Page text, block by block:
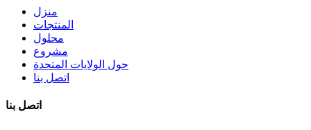
منزل
المنتجات
محلول
مشروع
حول الولايات المتحدة
اتصل بنا
اتصل بنا